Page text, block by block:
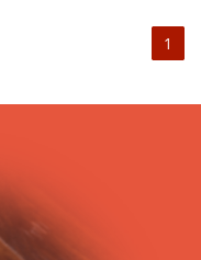
de la moitié de Pinot
Ruinart Blanc de
parmi les
1